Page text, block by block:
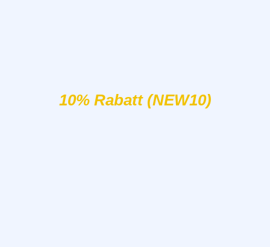
10% Rabatt (NEW10)